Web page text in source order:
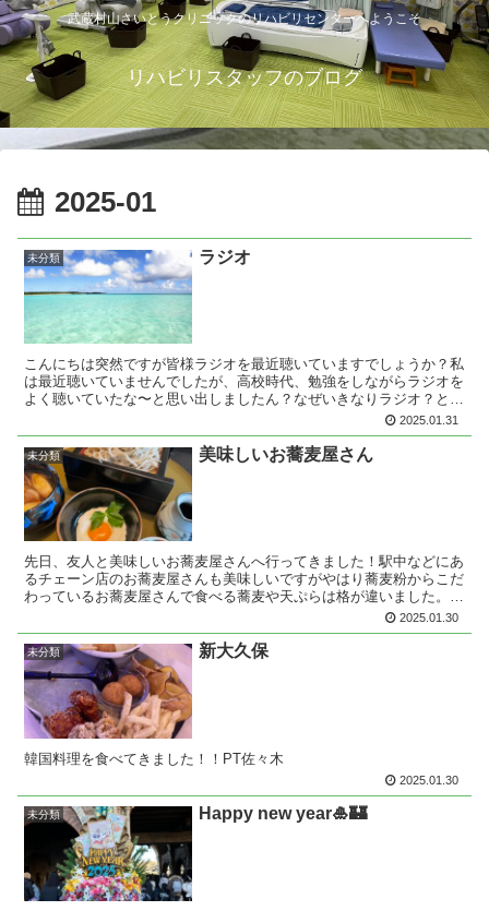
武蔵村山さいとうクリニックのリハビリセンターへようこそ
リハビリスタッフのブログ
2025-01
未分類 ラジオ
こんにちは突然ですが皆様ラジオを最近聴いていますでしょうか？私
は最近聴いていませんでしたが、高校時代、勉強をしながらラジオを
よく聴いていたな〜と思い出しましたん？なぜいきなりラジオ？と思
いますよね？なぜなら、先日知人からラジオ出演するの〜と...2025.01.31
未分類 美味しいお蕎麦屋さん
先日、友人と美味しいお蕎麦屋さんへ行ってきました！駅中などにあ
るチェーン店のお蕎麦屋さんも美味しいですがやはり蕎麦粉からこだ
わっているお蕎麦屋さんで食べる蕎麦や天ぷらは格が違いました。ま
2025.01.30
未分類 新大久保
韓国料理を食べてきました！！PT佐々木
2025.01.30
未分類 Happy new year🎍🏰